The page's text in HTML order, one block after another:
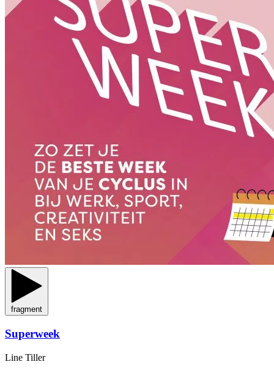
fragment
Superweek
Line Tiller